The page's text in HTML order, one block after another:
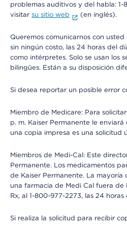
problemas auditivos y del habla:
visitar su sitio web (en inglés).
Queremos comunicarnos con
sin ningún costo, las 24 horas del
como intérpretes. Solo se usan los
bilingües. Están a su disposición
Si desea reportar un posible error
Miembro de Medicare: Para
p. m. Kaiser Permanente le
una copia impresa es una solicitud
Miembros de Medi-Cal: Este
Permanente. Los medicamentos
de Kaiser Permanente. La mayoría
una farmacia de Medi Cal fuera de
Rx, al 1-800-977-2273, las 24
Si realiza la solicitud para recibir